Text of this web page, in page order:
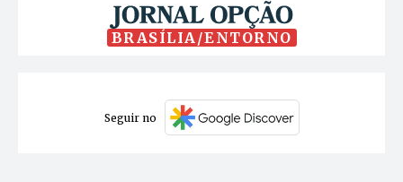
BRASÍLIA/ENTORNO
Seguir no